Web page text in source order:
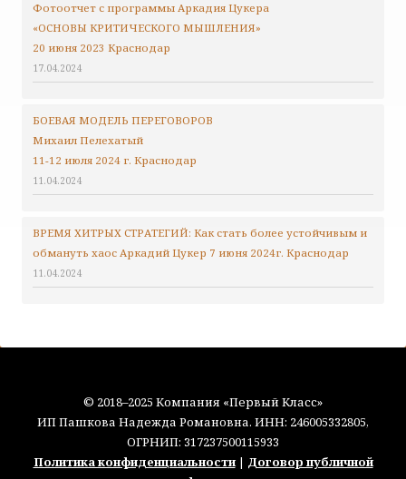
Фотоотчет с программы Аркадия Цукера
«ОСНОВЫ КРИТИЧЕСКОГО МЫШЛЕНИЯ»
20 июня 2023 Краснодар
17.04.2024
БОЕВАЯ МОДЕЛЬ ПЕРЕГОВОРОВ
Михаил Пелехатый
11-12 июля 2024 г. Краснодар
11.04.2024
ВРЕМЯ ХИТРЫХ СТРАТЕГИЙ: Как стать более устойчивым и
обмануть хаос Аркадий Цукер 7 июня 2024г. Краснодар
11.04.2024
© 2018–2025 Компания «Первый Класс»
ИП Пашкова Надежда Романовна. ИНН: 246005332805,
ОГРНИП: 317237500115933
Политика конфиденциальности| Договор публичной